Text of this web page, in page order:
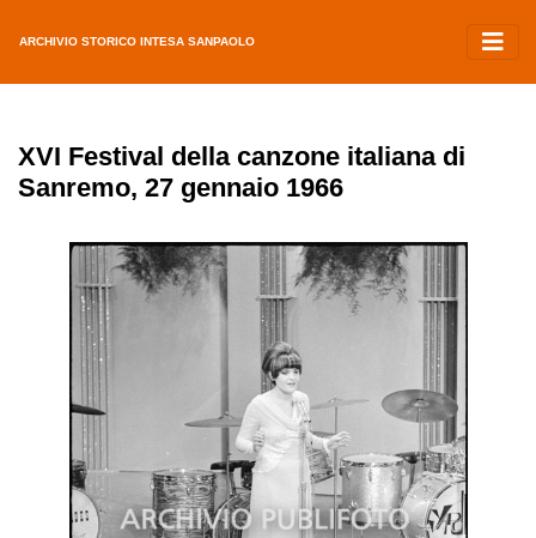
ARCHIVIO STORICO INTESA SANPAOLO
XVI Festival della canzone italiana di
Sanremo, 27 gennaio 1966